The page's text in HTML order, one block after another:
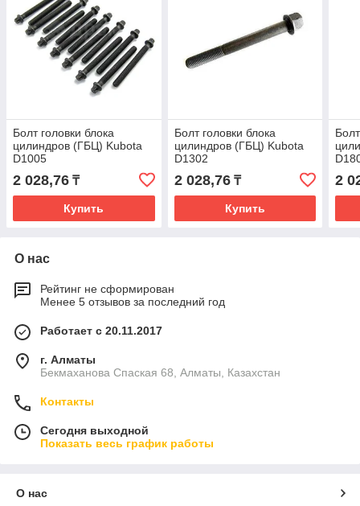
Болт головки блока
цилиндров (ГБЦ) Kubota
D1005
2 028,76 ₸
Купить
Болт головки блока
цилиндров (ГБЦ) Kubota
D1302
2 028,76₸
Купить
2
О нас
Рейтинг не сформирован
Менее 5 отзывов за последний год
Работает с 20.11.2017
г. Алматы
Бекмаханова Спаская 68, Алматы, Казахстан
Контакты
Сегодня выходной
Показать весь график работы
О нас